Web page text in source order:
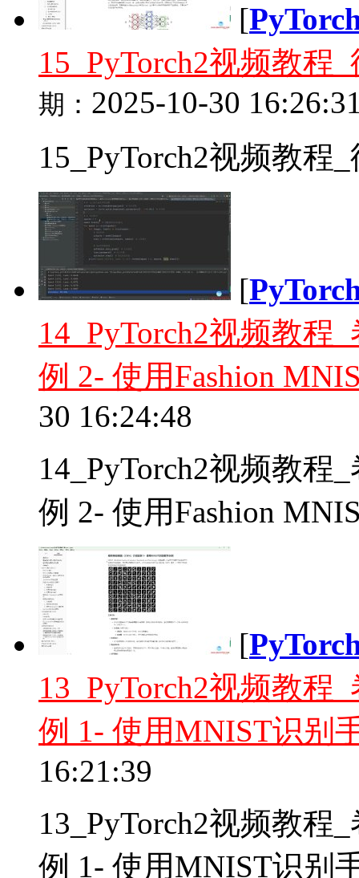
[
15_PyTorch2视频教程
期： 2025-10-30
15_PyTorch2视频教程
[
14_PyTorch2视频教程
例 2- 使用Fashion
30 16:24:48
14_PyTorch2视频教程
例 2- 使用Fashion
[
13_PyTorch2视频教程
例 1- 使用MNIST识别
16:21:39
13_PyTorch2视频教程
例 1- 使用MNIST识别